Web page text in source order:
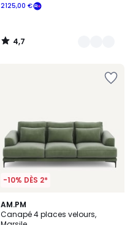
2125,00 €
4,7
/
-10% DÈS 2*
AM.PM
Canapé 4 places velours,
5
/
17
Couleurs